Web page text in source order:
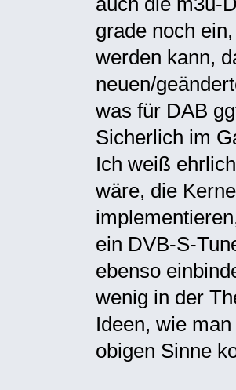
grade noch
werden kann,
neuen/
was für DAB
Sicherlich im
Ich weiß
wäre, die
ein DVB-S-
ebenso
wenig in der
Ideen, wie
obigen Sinne